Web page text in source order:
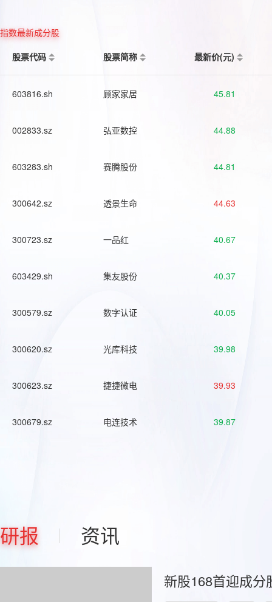
指数最新成分股
股票代码
股票简称 最新价(元)
603816.sh 顾家家居 45.81
002833.sz 弘亚数控 44.88
603283.sh 赛腾股份 44.81
300642.sz 透景生命 44.63
300723.sz 一品红 40.67
603429.sh 集友股份 40.37
300579.sz 数字认证 40.05
300620.sz 光库科技 39.98
300623.sz 捷捷微电 39.93
300679.sz 电连技术 39.87
研报 资讯
新股168首迎成